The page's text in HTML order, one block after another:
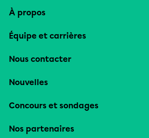
À propos
Équipe et carrières
Nous contacter
Nouvelles
Concours et sondages
Nos partenaires